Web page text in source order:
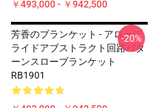
￥493,000 - ￥942,500
芳香のブランケット - アロープ
ライドアブストラクト回路パタ
ーンスローブランケット
RB1901
-20%